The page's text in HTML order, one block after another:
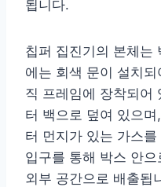
됩니다.
칩퍼 집진기의 본체는
에는 회색 문이 설치
직 프레임에 장착되어
터 백으로 덮여 있으
터 먼지가 있는 가스
입구를 통해 박스 안
외부 공간으로 배출됩